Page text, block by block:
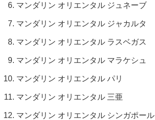
マンダリン オリエンタル ジュネーブ
マンダリン オリエンタル ジャカルタ
マンダリン オリエンタル ラスベガス
マンダリン オリエンタル マラケシュ
マンダリン オリエンタル パリ
マンダリン オリエンタル 三亜
マンダリン オリエンタル シンガポール